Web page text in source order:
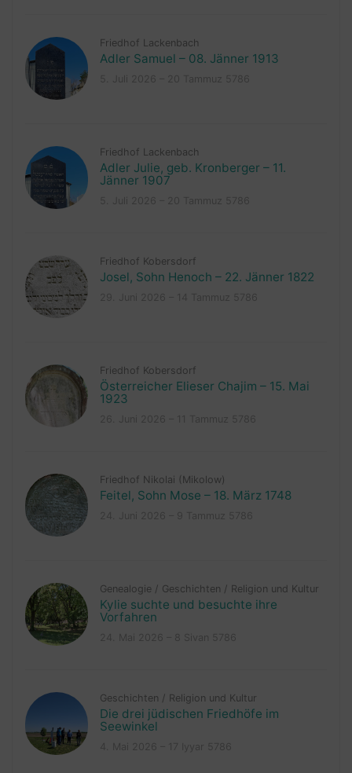
Friedhof Lackenbach
Adler Samuel – 08. Jänner 1913
Friedhof Lackenbach
Adler Julie, geb. Kronberger – 11.
Jänner 1907
Friedhof Kobersdorf
Josel, Sohn Henoch – 22. Jänner 1822
Friedhof Kobersdorf
Österreicher Elieser Chajim – 15. Mai
1923
Friedhof Nikolai (Mikolow)
Feitel, Sohn Mose – 18. März 1748
Genealogie / Geschichten / Religion und Kultur
Kylie suchte und besuchte ihre
Vorfahren
Geschichten / Religion und Kultur
Die drei jüdischen Friedhöfe im
Seewinkel